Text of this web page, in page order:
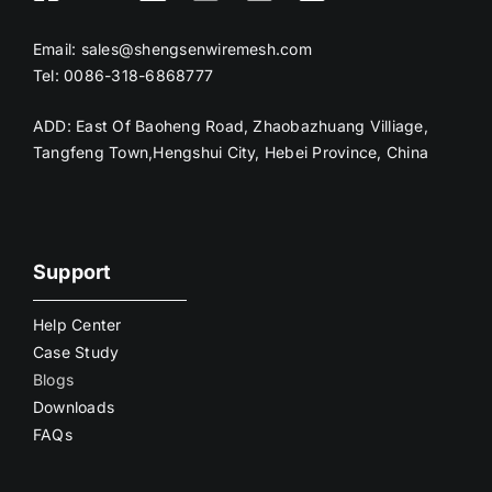
Email: sales@shengsenwiremesh.com
Tel: 0086-318-6868777
ADD: East Of Baoheng Road, Zhaobazhuang Villiage,
Tangfeng Town,Hengshui City, Hebei Province, China
Support
Help Center
Case Study
Blogs
Downloads
FAQs